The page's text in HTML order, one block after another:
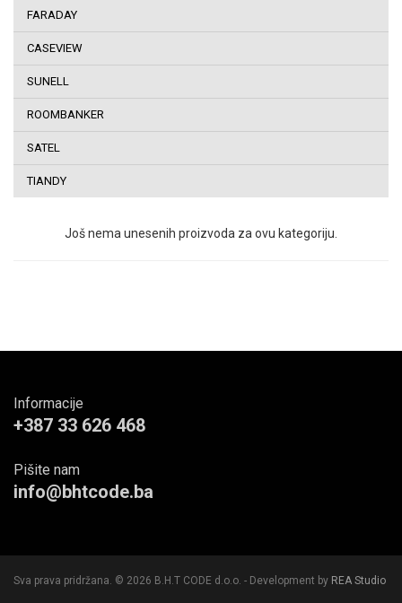
na
adresu
Sigurnost
plaćanja
FARADAY
CASEVIEW
SUNELL
ROOMBANKER
SATEL
TIANDY
Još nema unesenih proizvoda za ovu kategoriju.
Informacije
+387 33 626 468
Pišite nam
info@bhtcode.ba
Sva prava pridržana. © 2026 B.H.T CODE d.o.o. - Development by REA Studio